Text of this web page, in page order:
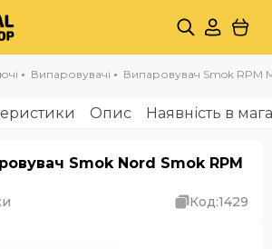
Випаровувачі Випаровувач Smok RPM
Опис Наявність в
Smok Nord Smok RPM
Код:1429